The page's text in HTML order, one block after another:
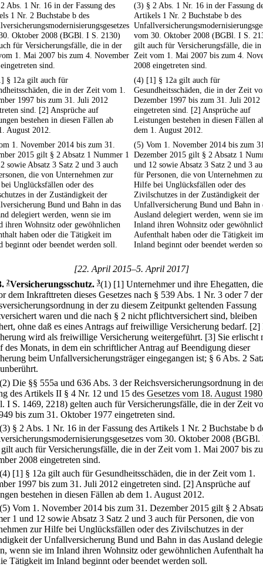
Abs. 1 Nr. 16 in der Fassung des
1 Nr. 2 Buchstabe b des
Oktober 2008 (BGBl. I S. 2130)
für Versicherungsfälle, die in der
1. Mai 2007 bis zum 4. November
sind.
(3) § 2 Abs. 1 Nr. 16 in der Fassung
Artikels 1 Nr. 2 Buchstabe b des
vom 30. Oktober 2008 (BGBl. I S.
gilt auch für Versicherungsfälle, die in
Zeit vom 1. Mai 2007 bis zum 4.
2008 eingetreten sind.
§ 12a gilt auch für
die in der Zeit vom 1.
1997 bis zum 31. Juli 2012
sind. [2] Ansprüche auf
bestehen in diesen Fällen ab
August 2012.
(4) [1] § 12a gilt auch für
Gesundheitsschäden, die in der Zeit
Dezember 1997 bis zum 31. Juli 2012
eingetreten sind. [2] Ansprüche auf
Leistungen bestehen in diesen Fällen
dem 1. August 2012.
1. November 2014 bis zum 31.
2015 gilt § 2 Absatz 1 Nummer 1
sowie Absatz 3 Satz 2 und 3 auch
die von Unternehmen zur
Unglücksfällen oder des
in der Zuständigkeit der
Bund und Bahn in das
delegiert werden, wenn sie im
ihren Wohnsitz oder gewöhnlichen
haben oder die Tätigkeit im
beginnt oder beendet werden soll.
(5) Vom 1. November 2014 bis zum
Dezember 2015 gilt § 2 Absatz 1
und 12 sowie Absatz 3 Satz 2 und 3
für Personen, die von Unternehmen
Hilfe bei Unglücksfällen oder des
Zivilschutzes in der Zuständigkeit der
Unfallversicherung Bund und Bahn in
Ausland delegiert werden, wenn sie im
Inland ihren Wohnsitz oder
Aufenthalt haben oder die Tätigkeit im
Inland beginnt oder beendet werden
[22. April 2015–5. April 2017]
. 2Versicherungsschutz. 3(1) [1] Unternehmer und ihre Ehegatten,
dem Inkrafttreten dieses Gesetzes nach § 539 Abs. 1 Nr. 3 oder 7 der
in der zu diesem Zeitpunkt geltenden Fassung
waren und die nach § 2 nicht pflichtversichert sind, bleiben
ohne daß es eines Antrags auf freiwillige Versicherung bedarf. [2]
wird als freiwillige Versicherung weitergeführt. [3] Sie erlischt
des Monats, in dem ein schriftlicher Antrag auf Beendigung dieser
beim Unfallversicherungsträger eingegangen ist; § 6 Abs. 2
(2) Die §§ 555a und 636 Abs. 3 der Reichsversicherungsordnung in
des Artikels II § 4 Nr. 12 und 15 des Gesetzes vom 18. August 1980
I S. 1469, 2218) gelten auch für Versicherungsfälle, die in der Zeit
bis zum 31. Oktober 1977 eingetreten sind.
(3) § 2 Abs. 1 Nr. 16 in der Fassung des Artikels 1 Nr. 2 Buchstabe b
vom 30. Oktober 2008 (BGBl.
auch für Versicherungsfälle, die in der Zeit vom 1. Mai 2007 bis
2008 eingetreten sind.
(4) [1] § 12a gilt auch für Gesundheitsschäden, die in der Zeit vom 1.
1997 bis zum 31. Juli 2012 eingetreten sind. [2] Ansprüche auf
bestehen in diesen Fällen ab dem 1. August 2012.
(5) Vom 1. November 2014 bis zum 31. Dezember 2015 gilt § 2
1 und 12 sowie Absatz 3 Satz 2 und 3 auch für Personen, die von
zur Hilfe bei Unglücksfällen oder des Zivilschutzes in der
der Unfallversicherung Bund und Bahn in das Ausland
wenn sie im Inland ihren Wohnsitz oder gewöhnlichen Aufenthalt
Tätigkeit im Inland beginnt oder beendet werden soll.